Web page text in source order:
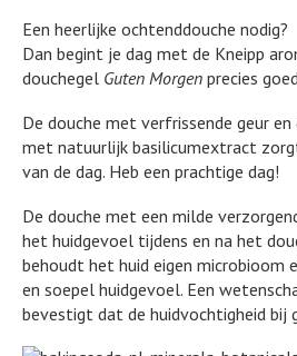
Een heerlijke ochtenddouche nodig?
Dan begint je dag met de Kneipp
douchegel Guten Morgen precies
De douche met verfrissende geur
met natuurlijk basilicumextract
van de dag. Heb een prachtige dag!
De douche met een milde
het huidgevoel tijdens en na het
behoudt het huid eigen microbioom
en soepel huidgevoel. Een
bevestigt dat de huidvochtigheid bij